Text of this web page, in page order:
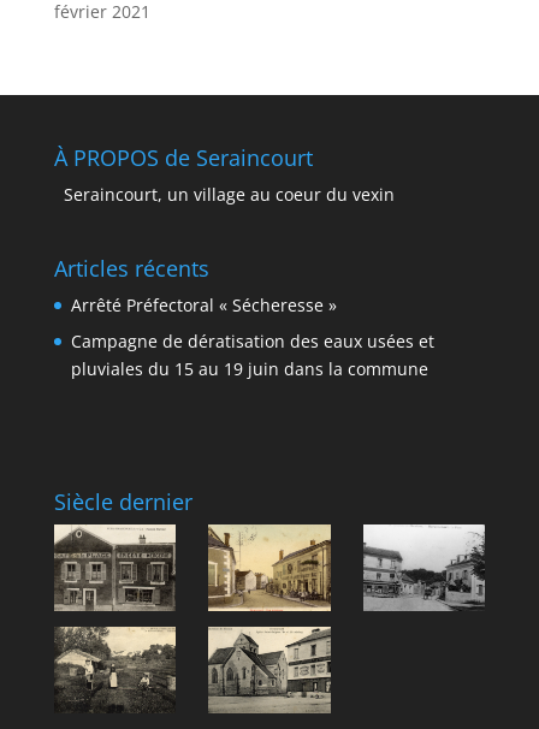
février 2021
À PROPOS de Seraincourt
Seraincourt, un village au coeur du vexin
Articles récents
Arrêté Préfectoral « Sécheresse »
Campagne de dératisation des eaux usées et
pluviales du 15 au 19 juin dans la commune
Siècle dernier